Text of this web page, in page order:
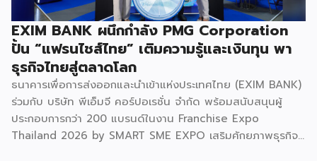
สมรรถนะสูงที่จะเป็นฐานกำลังในการพัฒนาเทคโนโลยีเชิง
ยุทธศาสตร์ (Strategic Technologies) รองรับอุตสาหกรรม
แห่งอนาคต และพาประเทศก้าวทะยานสู่เวทีโลกได้อย่างภาคภูมิ”
ไฮไลต์สำคัญของการจัดงานในครั้งนี้ […]
EXIM BANK ผนึกกำลัง PMG Corporation
ปั้น “แฟรนไชส์ไทย” เติมความรู้และเงินทุน พา
ธุรกิจไทยสู่ตลาดโลก
ธนาคารเพื่อการส่งออกและนำเข้าแห่งประเทศไทย (EXIM BANK)
ร่วมกับ บริษัท พีเอ็มจี คอร์ปอเรชั่น จำกัด พร้อมสนับสนุนผู้
ประกอบการกว่า 200 แบรนด์ในงาน Franchise Expo
Thailand 2026 by SMART SME EXPO เสริมศักยภาพธุรกิจ